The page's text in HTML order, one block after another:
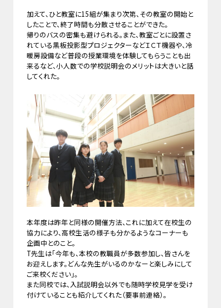
加えて、ひと教室に15組が集まり次第、その教室の開始と
したことで、終了時間も分散させることができた。
帰りのバスの密集も避けられる。また、教室ごとに設置さ
れている黒板投影型プロジェクターなどＩＣＴ機器や、冷
暖房設備など普段の授業環境を体験してもらうことも出
来るなど、小人数での学校説明会のメリットは大きいと話
してくれた。
本年度は昨年と同様の開催方法、これに加えて在校生の
協力により、高校生活の様子も分かるようなコーナーも
企画中とのこと。
T先生は「今年も、本校の教職員が多数参加し、皆さんを
お迎えします。どんな先生がいるのかなーと楽しみにして
ご来校ください」。
また同校では、入試説明会以外でも随時学校見学を受け
付けていることも紹介してくれた（要事前連絡）。